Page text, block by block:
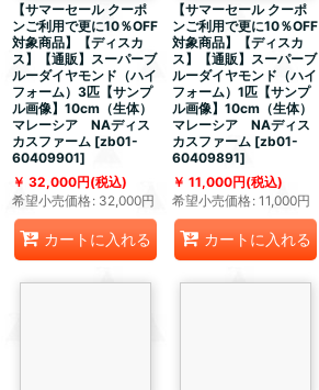
【サマーセール クーポ
ンご利用で更に10％OFF
対象商品】【ディスカ
ス】【通販】スーパーブ
ルーダイヤモンド（ハイ
フォーム）3匹【サンプ
ル画像】10cm（生体）
マレーシア NAディス
カスファーム [zb01-
60409901]
32,000円(税込)
希望小売価格: 32,000円
カートに入れる
【サマーセール クーポ
ンご利用で更に10％OFF
対象商品】【ディスカ
ス】【通販】スーパーブ
ルーダイヤモンド（ハイ
フォーム）1匹【サンプ
ル画像】10cm（生体）
マレーシア NAディス
カスファーム [zb01-
60409891]
11,000円(税込)
希望小売価格: 11,000円
カートに入れる